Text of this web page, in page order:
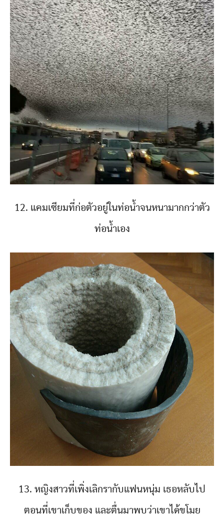
12. แคมเซียมที่ก่อตัวอยู่ในท่อน้ำจนหนามากกว่าตัว
ท่อน้ำเอง
13. หญิงสาวที่เพิ่งเลิกรากับแฟนหนุ่ม เธอหลับไป
ตอนที่เขาเก็บของ และตื่นมาพบว่าเขาได้ขโมย